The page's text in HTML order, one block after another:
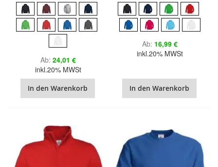
Ab 24,01 €
inkl.20% MWSt
In den Warenkorb
Ab 16,99 €
inkl.20% MWSt
In den Warenkorb